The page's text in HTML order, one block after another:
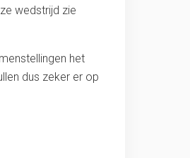
wedstrijd zie
het
dus zeker er op